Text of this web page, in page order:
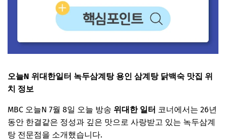
오늘N 위대한일터 녹두삼계탕 용인 삼계탕 닭백숙 맛집 위
치 정보
MBC 오늘N 7월 8일 오늘 방송 위대한 일터 코너에서는 26년
동안 한결같은 정성과 깊은 맛으로 사랑받고 있는 녹두삼계
탕 전문점을 소개했습니다.